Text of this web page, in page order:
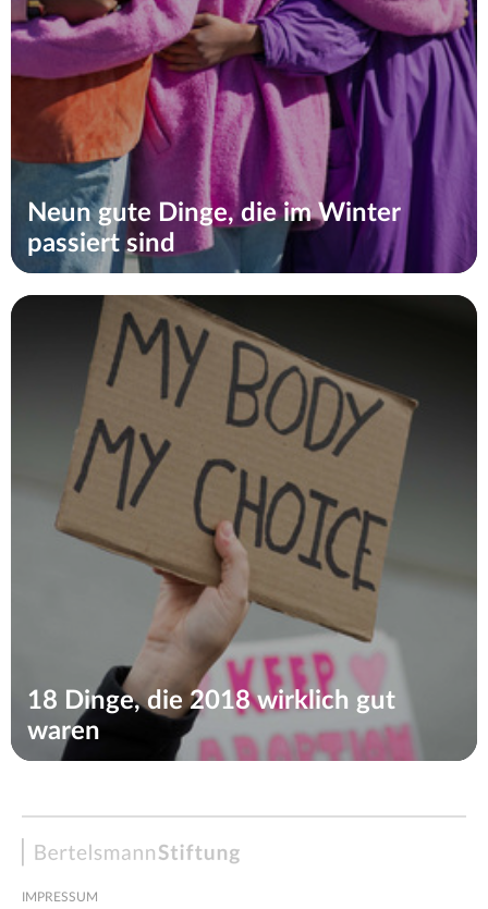
Neun gute Dinge, die im Winter
passiert sind
18 Dinge, die 2018 wirklich gut
waren
Bertelsmann
Stiftung
IMPRESSUM